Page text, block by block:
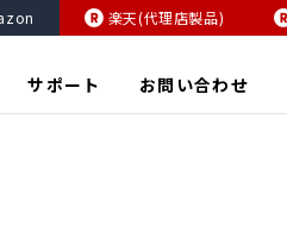
楽天(代理店製品)
サポート お問い合わせ